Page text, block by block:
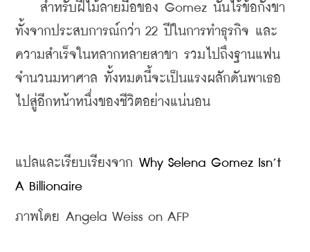
สำหรับฝีไม้ลายมือของ Gomez นั้นไร้ข้อกังขา
ทั้งจากประสบการณ์กว่า 22 ปีในการทำธุรกิจ และ
ความสำเร็จในหลากหลายสาขา รวมไปถึงฐานแฟน
จำนวนมหาศาล ทั้งหมดนี้จะเป็นแรงผลักดันพาเธอ
ไปสู่อีกหน้าหนึ่งของชีวิตอย่างแน่นอน
แปลและเรียบเรียงจาก Why Selena Gomez Isn’t
A Billionaire
ภาพโดย Angela Weiss on AFP